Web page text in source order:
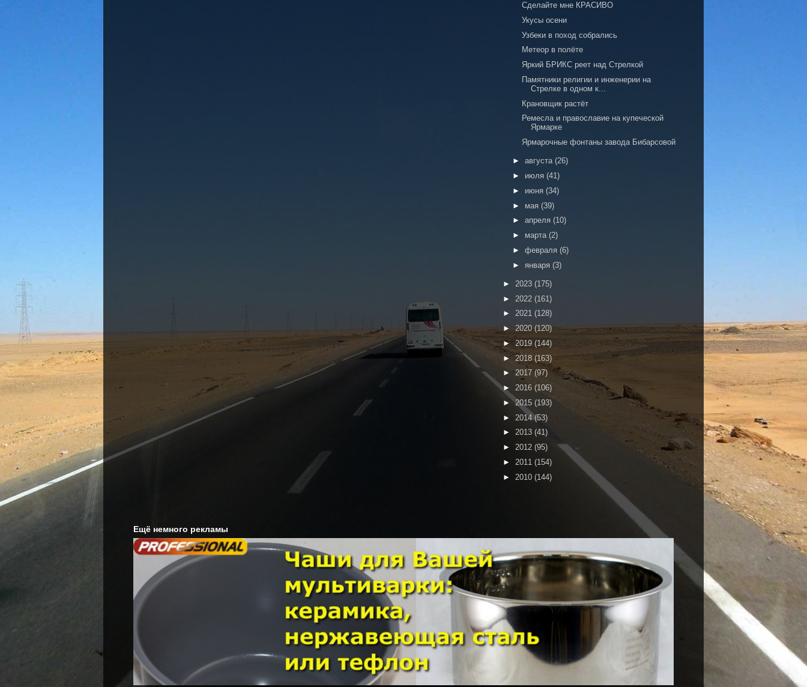
Сделайте мне КРАСИВО
Укусы осени
Узбеки в поход собрались
Метеор в полёте
Яркий БРИКС реет над Стрелкой
Памятники религии и инженерии на
Стрелке в одном к...
Крановщик растёт
Ремесла и православие на купеческой
Ярмарке
Ярмарочные фонтаны завода Бибарсовой
► августа (26)
► июля (41)
► июня (34)
► мая (39)
► апреля (10)
► марта (2)
► февраля (6)
► января (3)
► 2023 (175)
► 2022 (161)
► 2021 (128)
►2020(120)
► 2019 (144)
► 2018(163)
►2017(97)
► 2016 (106)
►2015 (193)
► 2014 (53)
► 2013 (41)
► 2012 (95)
► 2011 (154)
► 2010 (144)
Ещё немного рекламы